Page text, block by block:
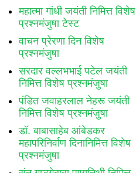
महात्मा गांधी जयंती निमित्त विशेष
प्रश्नमंजुषा टेस्ट
वाचन प्रेरणा दिन विशेष
प्रश्नमंजुषा
सरदार वल्लभभाई पटेल जयंती
निमित्त विशेष प्रश्नमंजुषा
पंडित जवाहरलाल नेहरू जयंती
निमित्त विशेष प्रश्नमंजुषा
डॉ. बाबासाहेब आंबेडकर
महापरिनिर्वाण दिनानिमित्त विशेष
प्रश्नमंजुषा